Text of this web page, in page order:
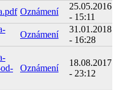
Oznámení
25.05.2016
- 15:11
Oznámení
31.01.2018
- 16:28
Oznámení
18.08.2017
- 23:12